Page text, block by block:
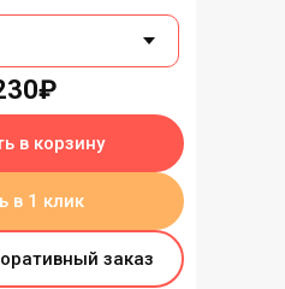
в корзину
в 1 клик
заказ